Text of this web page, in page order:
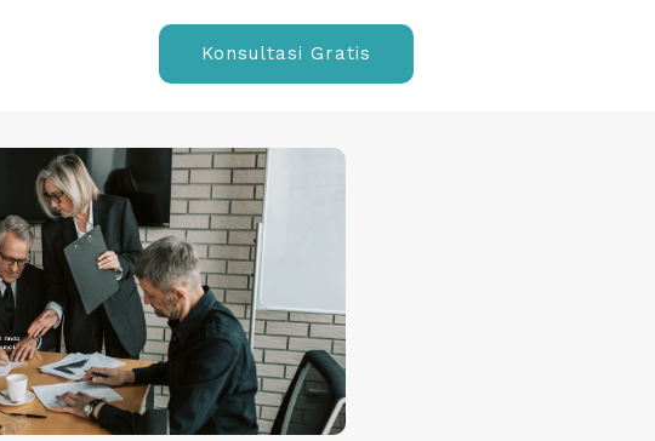
Konsultasi Gratis